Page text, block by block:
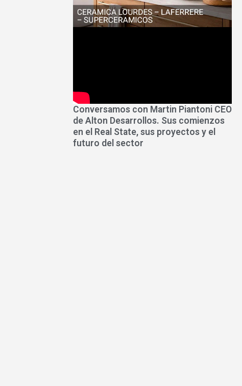
Conversamos con Martin Piantoni CEO
de Alton Desarrollos. Sus comienzos
en el Real State, sus proyectos y el
futuro del sector